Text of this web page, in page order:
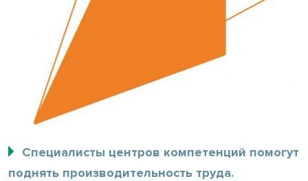
Специалисты центров компетенций помогут
поднять производительность труда.